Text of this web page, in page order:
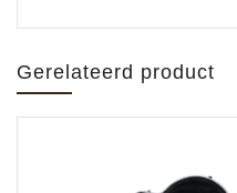
Gerelateerd product